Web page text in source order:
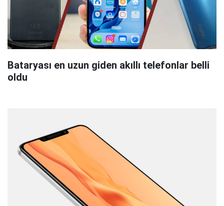
Bataryası en uzun giden akıllı telefonlar belli
oldu